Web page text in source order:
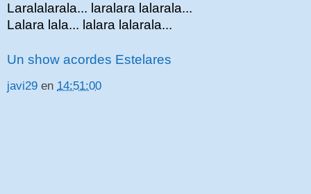
Laralalarala... laralara lalarala...
Lalara lala... lalara lalarala...
Un show acordes Estelares
javi29 en 14:51:00